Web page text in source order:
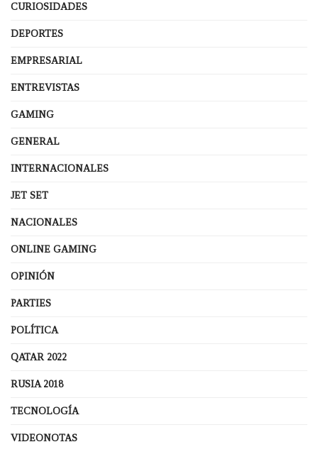
CURIOSIDADES
DEPORTES
EMPRESARIAL
ENTREVISTAS
GAMING
GENERAL
INTERNACIONALES
JET SET
NACIONALES
ONLINE GAMING
OPINIÓN
PARTIES
POLÍTICA
QATAR 2022
RUSIA 2018
TECNOLOGÍA
VIDEONOTAS